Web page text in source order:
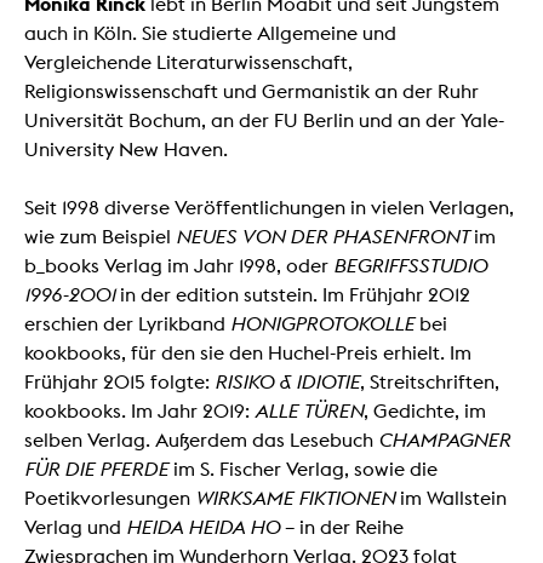
auch in Köln. Sie studierte Allgemeine und
Vergleichende Literaturwissenschaft,
Religionswissenschaft und Germanistik an der Ruhr
Universität Bochum, an der FU Berlin und an der Yale-
University New Haven.
Seit 1998 diverse Veröffentlichungen in vielen Verlagen,
wie zum Beispiel NEUES VON DER PHASENFRONTim
b_books Verlag im Jahr 1998, oder BEGRIFFSSTUDIO
1996-2001in der edition sutstein. Im Frühjahr 2012
erschien der Lyrikband HONIGPROTOKOLLEbei
kookbooks, für den sie den Huchel-Preis erhielt. Im
Frühjahr 2015 folgte: RISIKO & IDIOTIE, Streitschriften,
kookbooks. Im Jahr 2019: ALLE TÜREN, Gedichte, im
selben Verlag. Außerdem das Lesebuch CHAMPAGNER
FÜR DIE PFERDEim S. Fischer Verlag, sowie die
Poetikvorlesungen WIRKSAME FIKTIONENim Wallstein
Verlag und HEIDA HEIDA HO– in der Reihe
Zwiesprachen im Wunderhorn Verlag. 2023 folgt